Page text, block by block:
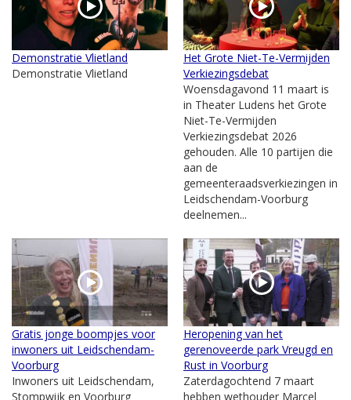
Demonstratie Vlietland
Demonstratie Vlietland
Het Grote Niet-Te-Vermijden
Verkiezingsdebat
Woensdagavond 11 maart is
in Theater Ludens het Grote
Niet-Te-Vermijden
Verkiezingsdebat 2026
gehouden. Alle 10 partijen die
aan de
gemeenteraadsverkiezingen in
Leidschendam-Voorburg
deelnemen...
Gratis jonge boompjes voor
inwoners uit Leidschendam-
Voorburg
Inwoners uit Leidschendam,
Stompwijk en Voorburg
Heropening van het
gerenoveerde park Vreugd en
Rust in Voorburg
Zaterdagochtend 7 maart
hebben wethouder Marcel